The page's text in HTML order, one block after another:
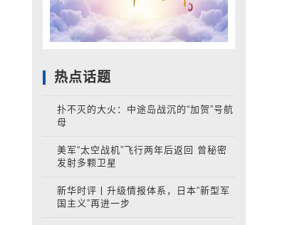
热点话题
扑不灭的大火：中途岛战沉的“加贺”号航
母
美军“太空战机”飞行两年后返回 曾秘密
发射多颗卫星
新华时评丨升级情报体系，日本“新型军
国主义”再进一步